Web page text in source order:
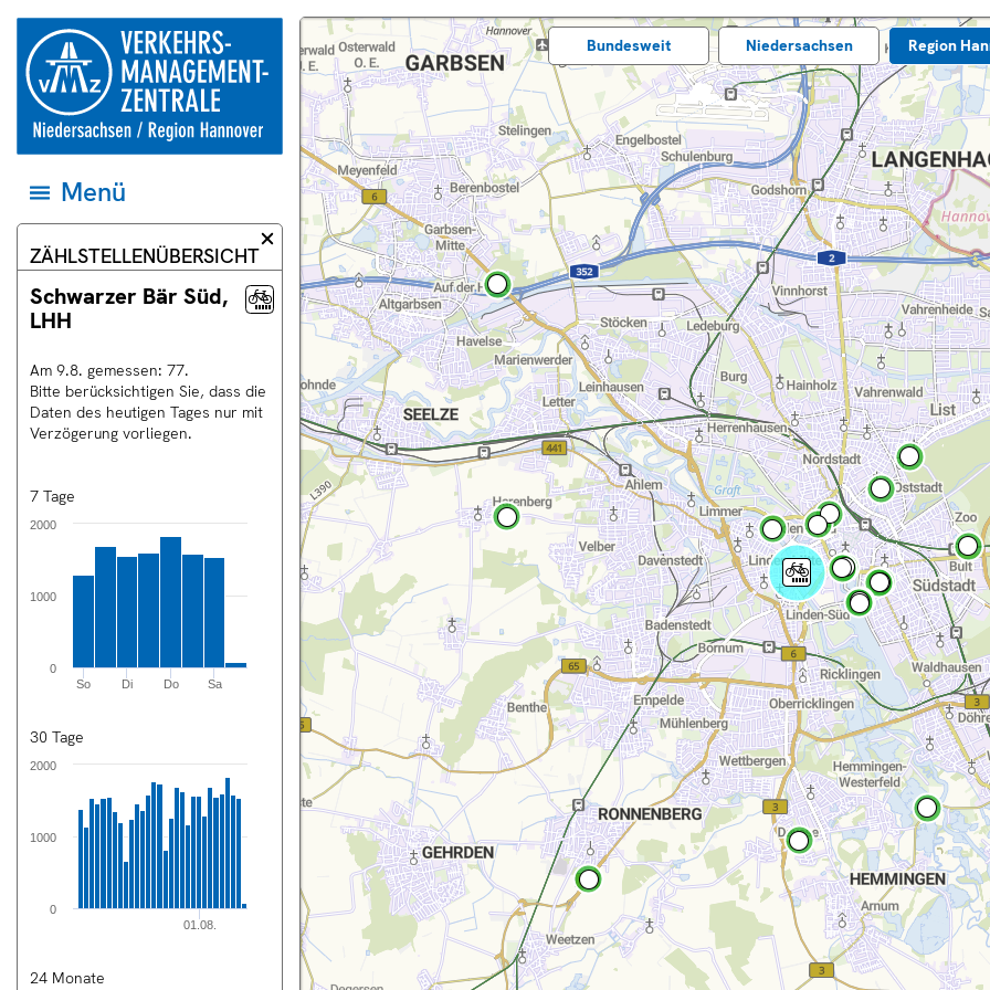
Springe direkt zum Inhalt
zur
Startseite
der
Verkehrsmanagementzentrale
Niedersachsen
und
Region
Menü
öffnen
und
ersten
Eintrag
springen
Menü
ZÄHLSTELLENÜBERSICHT Informationsdialog
schließen
Schwarzer Bär Süd,
LHH
Am 9.8. gemessen: 77.
Bitte berücksichtigen Sie, dass die
Daten des heutigen Tages nur mit
Verzögerung vorliegen.
7 Tage
So Di Do Sa
0
1000
2000
30 Tage
01.08.
0
1000
2000
24 Monate
Dieser
Bereich
der
Webseite
zeigt
eine
Landkarte.
Karte
und
Datenquellen
jeweilige
Gebiet
einstellen
Bundes­weit Nieder­sachsen Region